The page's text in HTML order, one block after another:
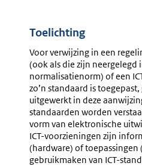
Toelichting
Voor verwijzing in een
(ook als die zijn neergelegd
normalisatienorm) of een
zo’n standaard is
uitgewerkt in deze
standaarden worden
vorm van elektronische
ICT-voorzieningen zijn
(hardware) of toepassingen
gebruikmaken van ICT-